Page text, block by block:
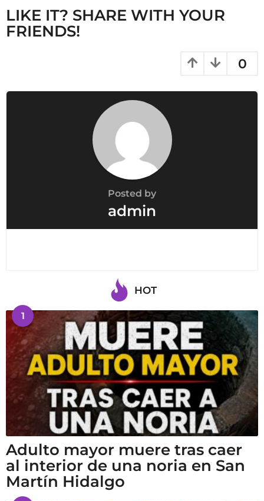
LIKE IT? SHARE WITH YOUR
FRIENDS!
0
Posted by
admin
HOT
1
Adulto mayor muere tras caer
al interior de una noria en San
Martín Hidalgo